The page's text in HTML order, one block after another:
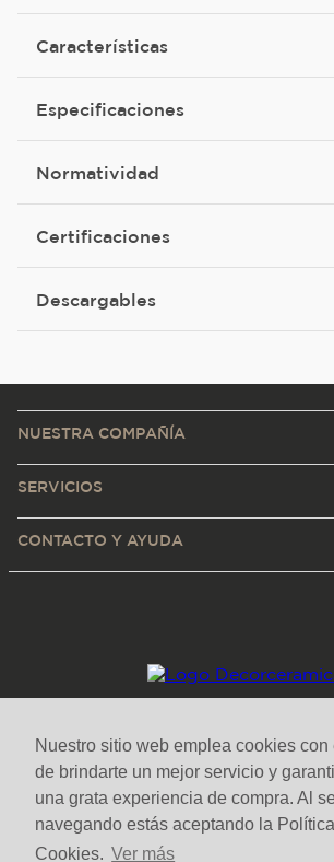
Nuestro sitio web emplea cookies con
de brindarte un mejor servicio y
una grata experiencia de compra. Al
navegando estás aceptando la
Cookies. Ver más
Características
Especificaciones
Normatividad
Certificaciones
Descargables
NUESTRA COMPAÑÍA
SERVICIOS
CONTACTO Y AYUDA
Medios de pago y sitio